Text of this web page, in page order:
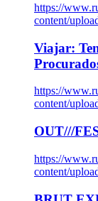
https://
content/
Viajar:
https://
content/
OUT///
https://
content/